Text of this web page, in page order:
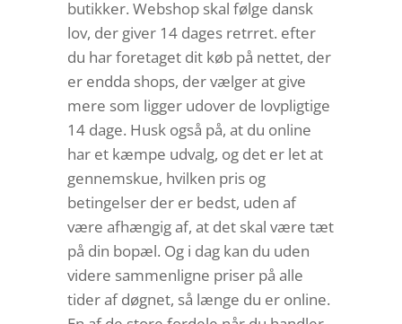
butikker. Webshop skal følge dansk
lov, der giver 14 dages retrret. efter
du har foretaget dit køb på nettet, der
er endda shops, der vælger at give
mere som ligger udover de lovpligtige
14 dage. Husk også på, at du online
har et kæmpe udvalg, og det er let at
gennemskue, hvilken pris og
betingelser der er bedst, uden af
være afhængig af, at det skal være tæt
på din bopæl. Og i dag kan du uden
videre sammenligne priser på alle
tider af døgnet, så længe du er online.